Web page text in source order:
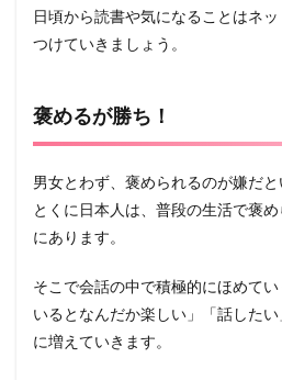
日頃から読書や気になることはネ
つけていきましょう。
褒めるが勝ち！
男女とわず、褒められるのが嫌だと
とくに日本人は、普段の生活で褒
にあります。
そこで会話の中で積極的にほめて
いるとなんだか楽しい」「話した
に増えていきます。